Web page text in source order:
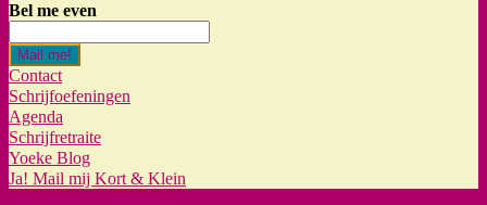
Bel me even
Mail me!
Contact
Schrijfoefeningen
Agenda
Schrijfretraite
Yoeke Blog
Ja! Mail mij Kort & Klein